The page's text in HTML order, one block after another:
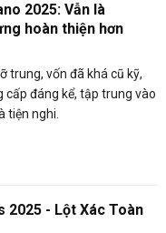
2025: Vẫn là
hoàn thiện hơn
trung, vốn đã khá cũ kỹ,
cấp đáng kể, tập trung vào
tiện nghi.
2025 - Lột Xác Toàn